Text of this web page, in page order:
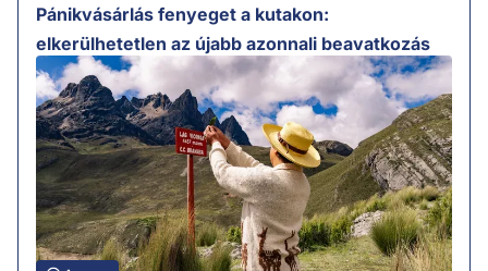
Pánikvásárlás fenyeget a kutakon:
elkerülhetetlen az újabb azonnali beavatkozás